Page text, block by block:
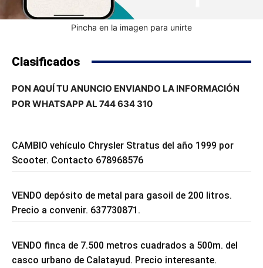
Pincha en la imagen para unirte
Clasificados
PON AQUÍ TU ANUNCIO ENVIANDO LA INFORMACIÓN
POR WHATSAPP AL 744 634 310
CAMBIO vehículo Chrysler Stratus del año 1999 por
Scooter. Contacto 678968576
VENDO depósito de metal para gasoil de 200 litros.
Precio a convenir. 637730871.
VENDO finca de 7.500 metros cuadrados a 500m. del
casco urbano de Calatayud. Precio interesante.